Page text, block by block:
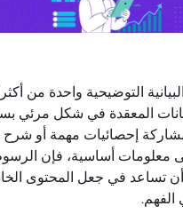
التوضيحية واحدة من أكثر
المعقدة في شكل مرئي
إحصائيات مهمة أو شرح
أساسية، فإن الرسوم
تساعد في جعل المحتوى الخاص